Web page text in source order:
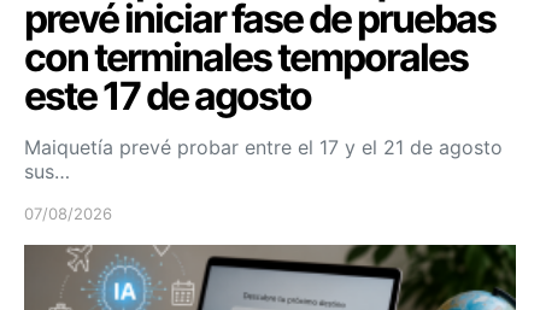
prevé iniciar fase de pruebas
con terminales temporales
este 17 de agosto
Maiquetía prevé probar entre el 17 y el 21 de agosto
sus…
07/08/2026